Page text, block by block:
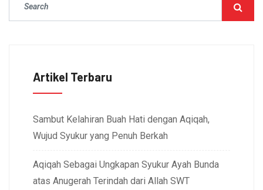
Artikel Terbaru
Sambut Kelahiran Buah Hati dengan Aqiqah,
Wujud Syukur yang Penuh Berkah
Aqiqah Sebagai Ungkapan Syukur Ayah Bunda
atas Anugerah Terindah dari Allah SWT